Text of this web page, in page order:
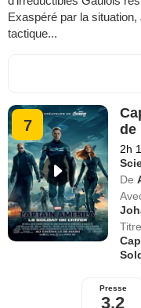
Exaspéré par la
tactique...
7
de
2h
De
Presse
3,2